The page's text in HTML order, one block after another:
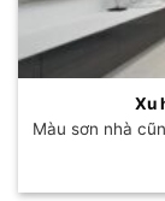
Xu
Màu sơn nhà